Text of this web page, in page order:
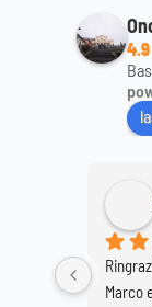
4.9
Marco